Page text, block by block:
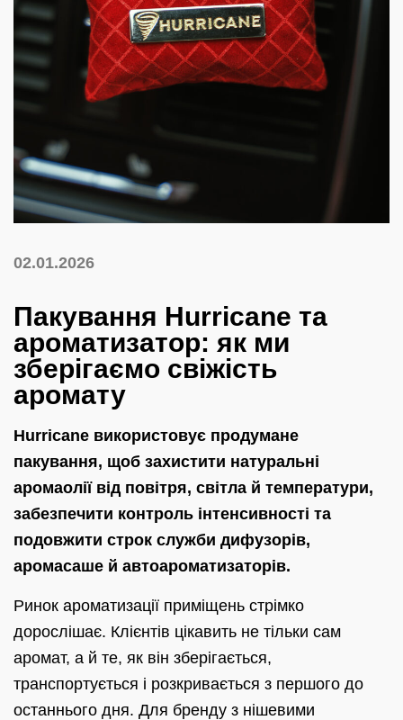
02.01.2026
Пакування Hurricane та
ароматизатор: як ми
зберігаємо свіжість
аромату
Hurricane використовує продумане
пакування, щоб захистити натуральні
аромаолії від повітря, світла й температури,
забезпечити контроль інтенсивності та
подовжити строк служби дифузорів,
аромасаше й автоароматизаторів.
Ринок ароматизації приміщень стрімко
дорослішає. Клієнтів цікавить не тільки сам
аромат, а й те, як він зберігається,
транспортується і розкривається з першого до
останнього дня. Для бренду з нішевими